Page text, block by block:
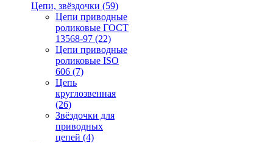
Цепи, звёздочки (59)
Цепи приводные
роликовые ГОСТ
13568-97 (22)
Цепи приводные
роликовые ISO
606 (7)
Цепь
круглозвенная
(26)
Звёздочки для
приводных
цепей (4)